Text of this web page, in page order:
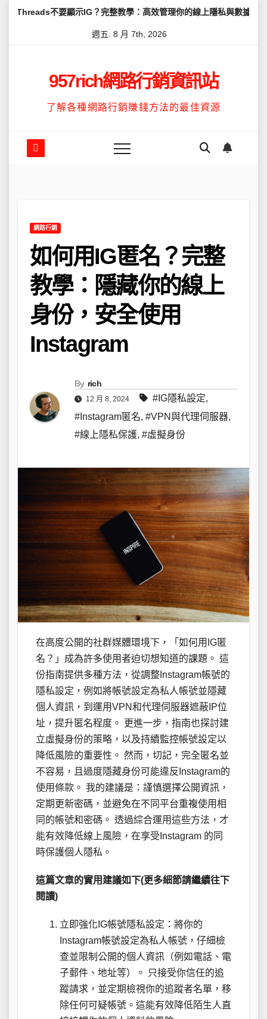
Skip要顯示IG？完整教學：高效管理你的線上隱私與數據安全 怎
週五. 8 月 7th, 2026
957rich網路行銷資訊站
了解各種網路行銷賺錢方法的最佳資源
網路行銷
如何用IG匿名？完整
教學：隱藏你的線上
身份，安全使用
Instagram
By rich
12 月 8, 2024 #IG隱私設定,
#Instagram匿名, #VPN與代理伺服器,
#線上隱私保護, #虛擬身份
在高度公開的社群媒體環境下，「如何用IG匿
名？」成為許多使用者迫切想知道的課題。 這
份指南提供多種方法，從調整Instagram帳號的
隱私設定，例如將帳號設定為私人帳號並隱藏
個人資訊，到運用VPN和代理伺服器遮蔽IP位
址，提升匿名程度。 更進一步，指南也探討建
立虛擬身份的策略，以及持續監控帳號設定以
降低風險的重要性。 然而，切記，完全匿名並
不容易，且過度隱藏身份可能違反Instagram的
使用條款。 我的建議是：謹慎選擇公開資訊，
定期更新密碼，並避免在不同平台重複使用相
同的帳號和密碼。 透過綜合運用這些方法，才
能有效降低線上風險，在享受Instagram 的同
時保護個人隱私。
這篇文章的實用建議如下(更多細節請繼續往下
閱讀)
立即強化IG帳號隱私設定：將你的
Instagram帳號設定為私人帳號，仔細檢
查並限制公開的個人資訊（例如電話、電
子郵件、地址等）。 只接受你信任的追
蹤請求，並定期檢視你的追蹤者名單，移
除任何可疑帳號。這能有效降低陌生人直